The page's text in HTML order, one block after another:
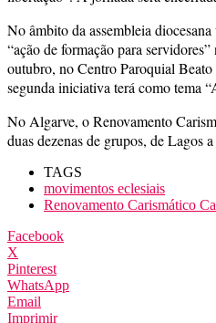
No âmbito da assembleia
“ação de formação para
outubro, no Centro Paroquial
segunda iniciativa terá como tema
No Algarve, o Renovamento
duas dezenas de grupos, de Lagos
TAGS
movimentos eclesiais
Renovamento Carismático
Facebook
X
Pinterest
WhatsApp
Email
Imprimir